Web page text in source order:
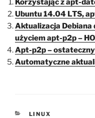
Korzystając z apt-
Ubuntu 14.04 LTS,
Aktualizacja Debiana
użyciem apt-p2p –
Apt-p2p –
Automatyczne
KATEGORIE
LINUX